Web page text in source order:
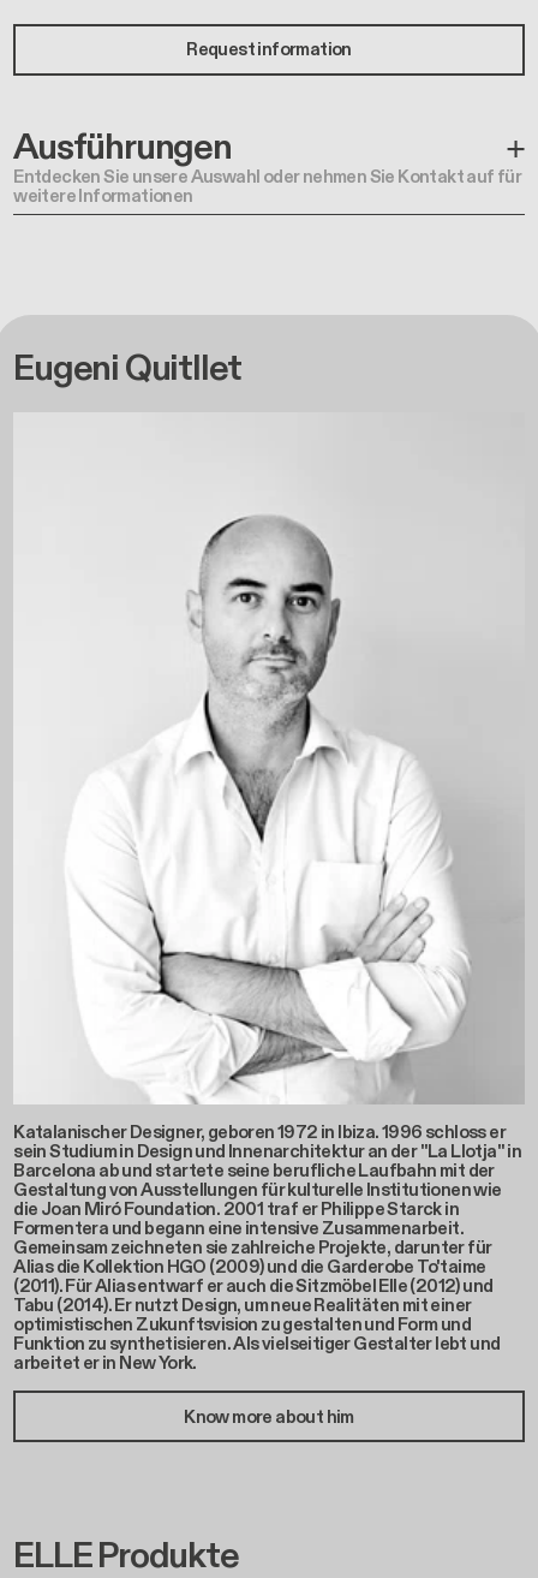
Request information
Ausführungen
Entdecken Sie unsere Auswahl oder nehmen Sie Kontakt auf für
weitere Informationen
Eugeni Quitllet
Katalanischer Designer, geboren 1972 in Ibiza. 1996 schloss er
sein Studium in Design und Innenarchitektur an der "La Llotja" in
Barcelona ab und startete seine berufliche Laufbahn mit der
Gestaltung von Ausstellungen für kulturelle Institutionen wie
die Joan Miró Foundation. 2001 traf er Philippe Starck in
Formentera und begann eine intensive Zusammenarbeit.
Gemeinsam zeichneten sie zahlreiche Projekte, darunter für
Alias die Kollektion HGO (2009) und die Garderobe To'taime
(2011). Für Alias entwarf er auch die Sitzmöbel Elle (2012) und
Tabu (2014). Er nutzt Design, um neue Realitäten mit einer
optimistischen Zukunftsvision zu gestalten und Form und
Funktion zu synthetisieren. Als vielseitiger Gestalter lebt und
arbeitet er in New York.
Know more about him
ELLE Produkte